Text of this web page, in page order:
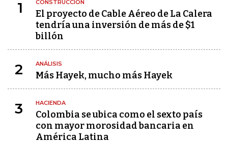
1 CONSTRUCCIÓN
El proyecto de Cable Aéreo de La Calera
tendría una inversión de más de $1
billón
2 ANÁLISIS
Más Hayek, mucho más Hayek
3 HACIENDA
Colombia se ubica como el sexto país
con mayor morosidad bancaria en
América Latina